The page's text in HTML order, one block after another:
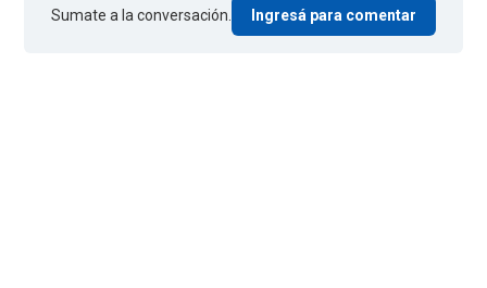
Sumate a la conversación. Ingresá para comentar